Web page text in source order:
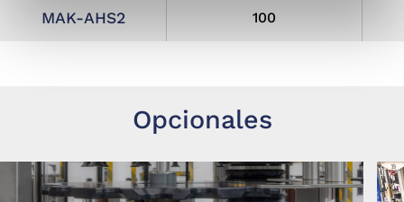
MAK-AHS2 100
Opcionales